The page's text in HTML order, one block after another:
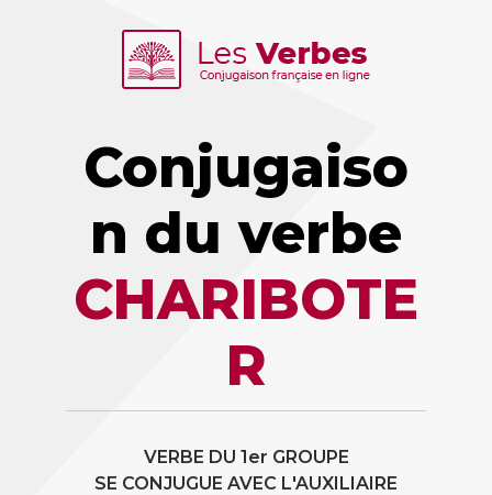
Conjugaiso
n du verbe
CHARIBOTE
R
VERBE DU 1er GROUPE
SE CONJUGUE AVEC L'AUXILIAIRE